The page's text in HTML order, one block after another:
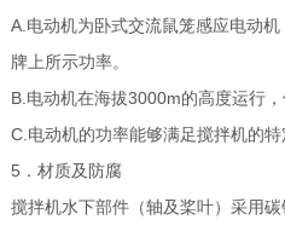
A.电动机为卧式交流鼠笼感应电动
牌上所示功率。
B.电动机在海拔3000m的高度运行，
C.电动机的功率能够满足搅拌机的特
5．材质及防腐
搅拌机水下部件（轴及桨叶）采用碳